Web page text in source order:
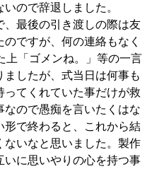
ので辞退しました。
、最後の引き渡しの際は友
ですが、何の連絡もなく
上「ゴメンね。」等の一言
ましたが、式当日は何事も
てくれていた事だけが救
ので愚痴を言いたくはな
形で終わると、これから結
いなと思いました。製作
いに思いやりの心を持つ事